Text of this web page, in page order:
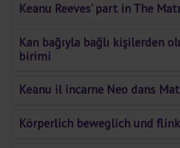
Keanu Reeves’ part in The
Kan bağıyla bağlı kişilerden
birimi
Keanu il incarne Neo dans
Körperlich beweglich und flink